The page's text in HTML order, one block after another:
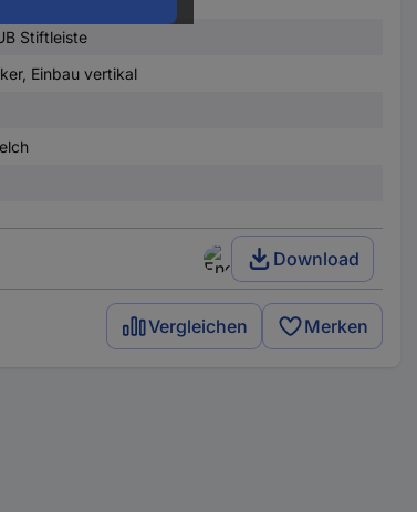
Stiftleiste
Einbau vertikal
Download
Vergleichen Merken